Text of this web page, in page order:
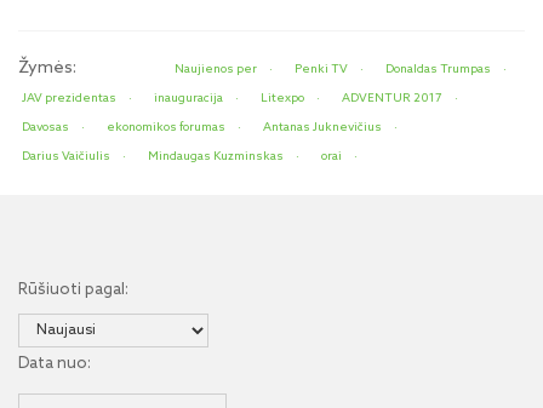
Žymės: Naujienos per Penki TV
Donaldas Trumpas
JAV prezidentas
inauguracija Litexpo
ADVENTUR 2017
Davosas
ekonomikos forumas
Antanas Juknevičius
Darius Vaičiulis
Mindaugas Kuzminskas orai
Rūšiuoti pagal:
Data nuo: